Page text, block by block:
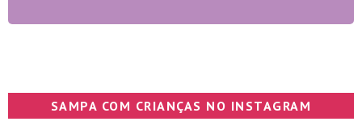
SAMPA COM CRIANÇAS NO INSTAGRAM